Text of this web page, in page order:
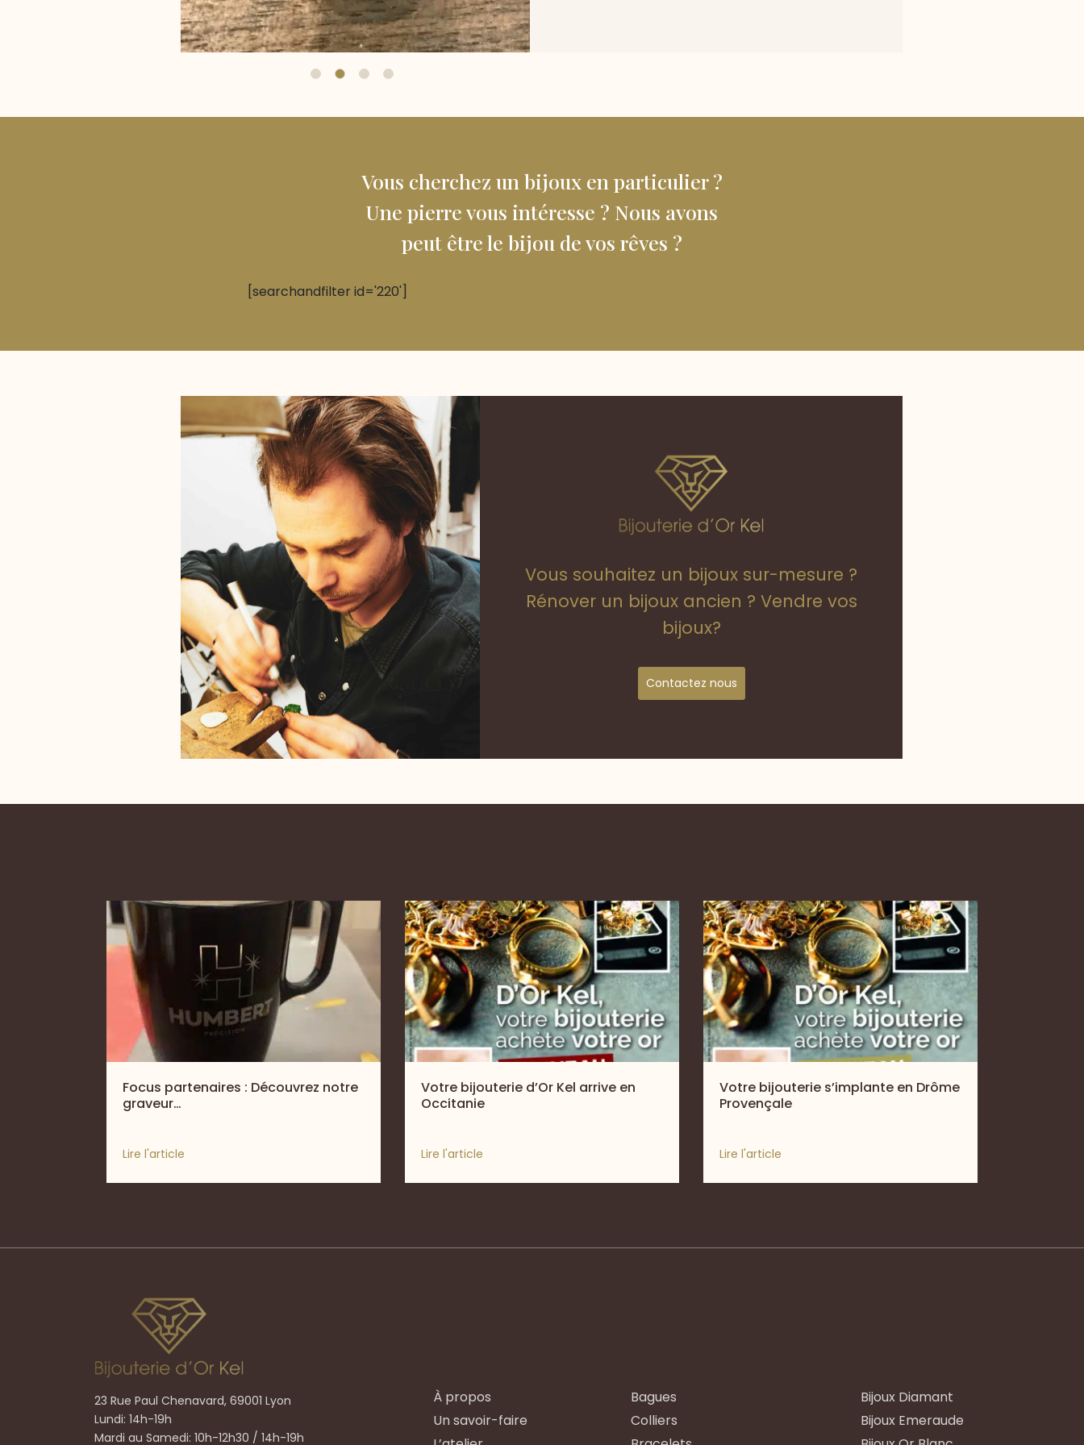
Vous cherchez un bijoux en particulier ?
Une pierre vous intéresse ? Nous avons
peut être le bijou de vos rêves ?
[searchandfilter id='220']
Vous souhaitez un bijoux sur-mesure ?
Rénover un bijoux ancien ? Vendre vos
bijoux?
Contactez nous
Focus partenaires : Découvrez notre
graveur…
Lire l'article
Votre bijouterie d’Or Kel arrive en
Occitanie
Lire l'article
Votre bijouterie s’implante en Drôme
Provençale
Lire l'article
23 Rue Paul Chenavard, 69001 Lyon
Lundi: 14h-19h
Mardi au Samedi: 10h-12h30 / 14h-19h
À propos
Un savoir-faire
Bagues
Colliers
Bijoux Diamant
Bijoux Emeraude